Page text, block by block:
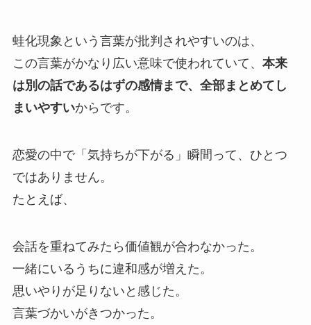
蛙化現象という言葉が批判されやすいのは、
この言葉がかなり広い意味で使われていて、 本来
は別の話であるはずの感情まで、全部まとめてし
まいやすいからです。
恋愛の中で「気持ちが下がる」瞬間って、ひとつ
ではありません。
たとえば、
会話を重ねてみたら価値観が合わなかった。
一緒にいるうちに違和感が増えた。
思いやりが足りないと感じた。
言葉づかいがきつかった。